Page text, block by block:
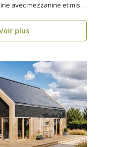
avec mezzanine et mise
plus